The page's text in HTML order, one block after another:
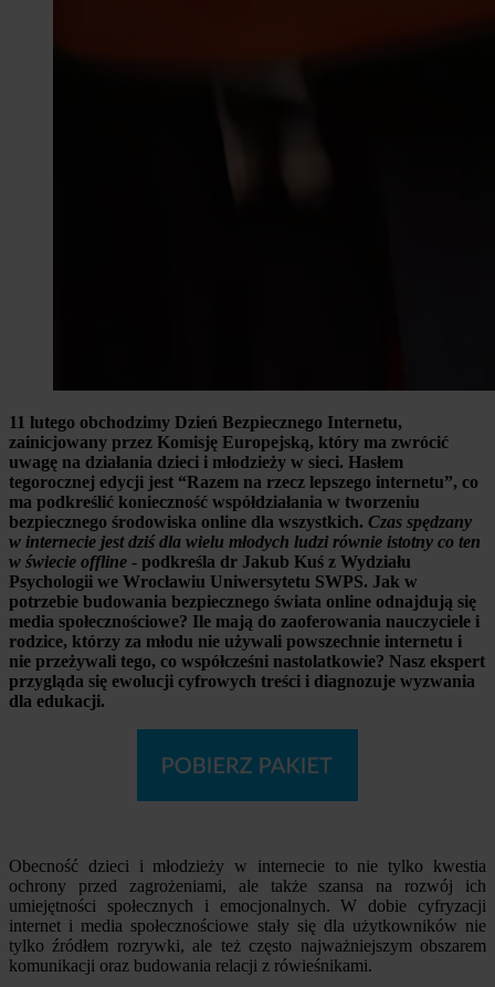
11 lutego obchodzimy Dzień Bezpiecznego Internetu,
zainicjowany przez Komisję Europejską, który ma zwrócić
uwagę na działania dzieci i młodzieży w sieci. Hasłem
tegorocznej edycji jest “Razem na rzecz lepszego internetu”, co
ma podkreślić konieczność współdziałania w tworzeniu
bezpiecznego środowiska online dla wszystkich. Czas spędzany
w internecie jest dziś dla wielu młodych ludzi równie istotny co ten
w świecie offline - podkreśla dr Jakub Kuś z Wydziału
Psychologii we Wrocławiu Uniwersytetu SWPS. Jak w
potrzebie budowania bezpiecznego świata online odnajdują się
media społecznościowe? Ile mają do zaoferowania nauczyciele i
rodzice, którzy za młodu nie używali powszechnie internetu i
nie przeżywali tego, co współcześni nastolatkowie? Nasz ekspert
przygląda się ewolucji cyfrowych treści i diagnozuje wyzwania
dla edukacji.
Obecność dzieci i młodzieży w internecie to nie tylko kwestia
ochrony przed zagrożeniami, ale także szansa na rozwój ich
umiejętności społecznych i emocjonalnych. W dobie cyfryzacji
internet i media społecznościowe stały się dla użytkowników nie
tylko źródłem rozrywki, ale też często najważniejszym obszarem
komunikacji oraz budowania relacji z rówieśnikami.